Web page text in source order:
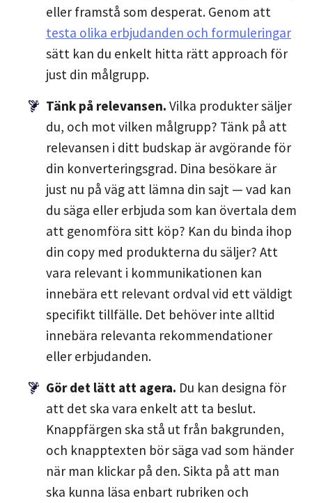
eller framstå som desperat. Genom att
testa olika erbjudanden och formuleringar
sätt kan du enkelt hitta rätt approach för
just din målgrupp.
Tänk på relevansen. Vilka produkter säljer
du, och mot vilken målgrupp? Tänk på att
relevansen i ditt budskap är avgörande för
din konverteringsgrad. Dina besökare är
just nu på väg att lämna din sajt — vad kan
du säga eller erbjuda som kan övertala dem
att genomföra sitt köp? Kan du binda ihop
din copy med produkterna du säljer? Att
vara relevant i kommunikationen kan
innebära ett relevant ordval vid ett väldigt
specifikt tillfälle. Det behöver inte alltid
innebära relevanta rekommendationer
eller erbjudanden.
Gör det lätt att agera. Du kan designa för
att det ska vara enkelt att ta beslut.
Knappfärgen ska stå ut från bakgrunden,
och knapptexten bör säga vad som händer
när man klickar på den. Sikta på att man
ska kunna läsa enbart rubriken och